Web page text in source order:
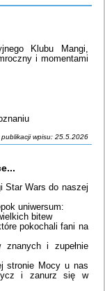
Klubu Mangi,
i momentami
publikacji wpisu: 25.5.2026
Star Wars do naszej
uniwersum:
bitew
pokochali fani na
i zupełnie
stronie Mocy u nas
i zanurz się w